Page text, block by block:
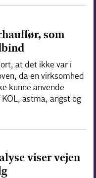
som
at det ikke var i
da en virksomhed
kunne anvende
astma, angst og
viser vejen